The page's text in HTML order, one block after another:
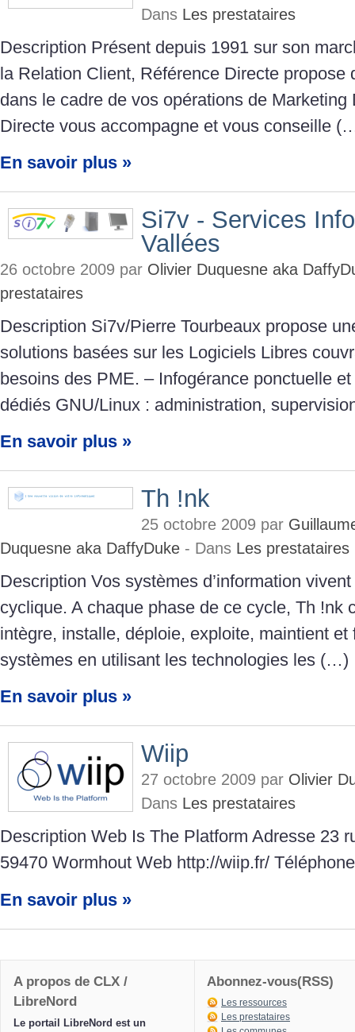
Dans Les prestataires
Description Présent depuis 1991 sur son
la Relation Client, Référence Directe propose
dans le cadre de vos opérations de Marketing
Directe vous accompagne et vous conseille
En savoir plus »
Si7v - Services
Vallées
26 octobre 2009 par Olivier Duquesne aka
prestataires
Description Si7v/Pierre Tourbeaux propose
solutions basées sur les Logiciels Libres
besoins des PME. – Infogérance ponctuelle
dédiés GNU/Linux : administration,
En savoir plus »
Th !nk
25 octobre 2009 par
Duquesne aka DaffyDuke - Dans Les prestataires
Description Vos systèmes d’information
cyclique. A chaque phase de ce cycle, Th !nk
intègre, installe, déploie, exploite, maintient et
systèmes en utilisant les technologies les (…)
En savoir plus »
Wiip
27 octobre 2009 par Olivier
Dans Les prestataires
Description Web Is The Platform Adresse 23
59470 Wormhout Web http://wiip.fr/
En savoir plus »
A propos de CLX /
LibreNord
Le portail LibreNord est un
Abonnez-vous(RSS)
Les ressources
Les prestataires